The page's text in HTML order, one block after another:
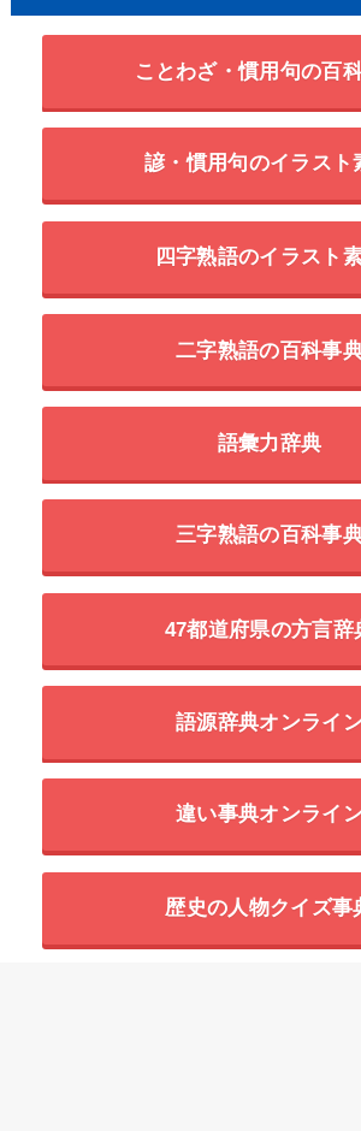
ことわざ・慣用句の百
諺・慣用句のイラスト
四字熟語のイラスト
二字熟語の百科事
語彙力辞典
三字熟語の百科事
47都道府県の方言辞
語源辞典オンライ
違い事典オンライ
歴史の人物クイズ事